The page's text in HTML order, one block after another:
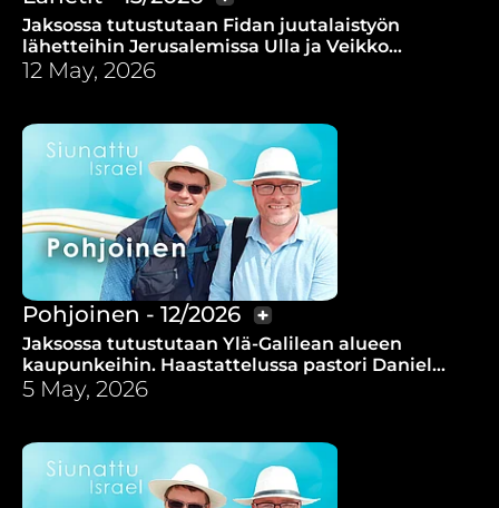
Jaksossa tutustutaan Fidan juutalaistyön
lähetteihin Jerusalemissa Ulla ja Veikko
Nuorahoon.
12 May, 2026
Pohjoinen - 12/2026
Jaksossa tutustutaan Ylä-Galilean alueen
kaupunkeihin. Haastattelussa pastori Daniel
Jahav.
5 May, 2026